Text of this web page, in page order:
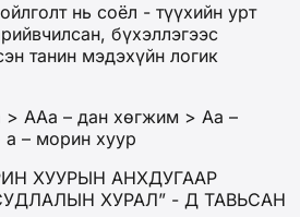
нь соёл - түүхийн урт
бүхэллэгээс
танин мэдэхүйн логик
> ААа – дан хөгжим > Аа –
– морин хуур
ХУУРЫН АНХДУГААР
ХУРАЛ” - Д ТАВЬСАН